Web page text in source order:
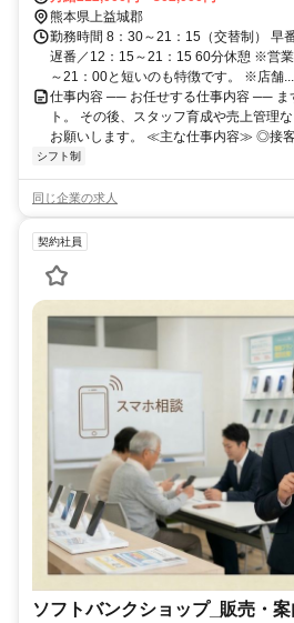
熊本県上益城郡
勤務時間 8：30～21：15（交替制） 早
遅番／12：15～21：15 60分休憩 ※営
～21：00と短いのも特徴です。 ※店舗...
仕事内容 ── お任せする仕事内容 ── ま
ト。 その後、スタッフ育成や売上管理
お願いします。 ≪主な仕事内容≫ ◎接
シフト制
同じ企業の求人
契約社員
ソフトバンクショップ_販売・